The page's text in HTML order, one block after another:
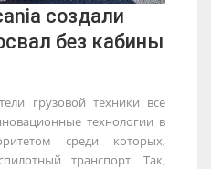
создали
без кабины
грузовой техники все
технологии в
среди которых,
транспорт. Так,